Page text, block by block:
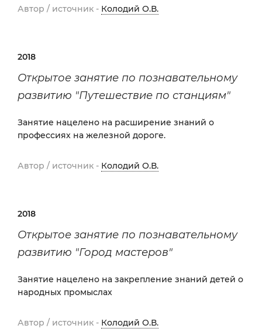
Автор / источник - Колодий О.В.
2018
Открытое занятие по познавательному
развитию "Путешествие по станциям"
Занятие нацелено на расширение знаний о
профессиях на железной дороге.
Автор / источник - Колодий О.В.
2018
Открытое занятие по познавательному
развитию "Город мастеров"
Занятие нацелено на закрепление знаний детей о
народных промыслах
Автор / источник - Колодий О.В.